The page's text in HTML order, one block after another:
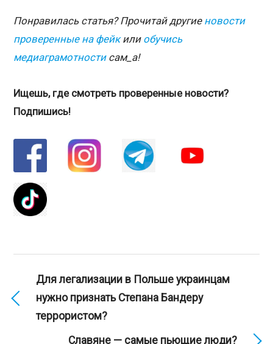
Понравилась статья? Прочитай другие новости
проверенные на фейкили обучись
медиаграмотностисам_а!
Ищешь, где смотреть проверенные новости?
Подпишись!
Для легализации в Польше украинцам
нужно признать Степана Бандеру
террористом?
Славяне — самые пьющие люди?